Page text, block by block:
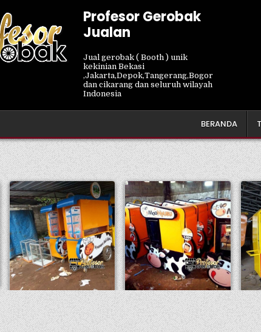
Profesor Gerobak
Jualan
Jual gerobak ( Booth ) unik
kekinian Bekasi
,Jakarta,Depok,Tangerang,Bogor
dan cikarang dan seluruh wilayah
Indonesia
BERANDA